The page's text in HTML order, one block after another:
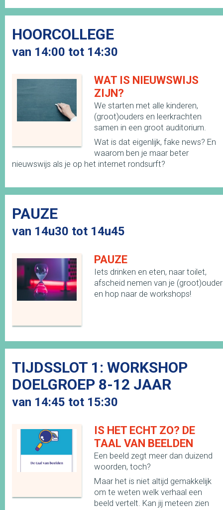
HOORCOLLEGE
van 14:00 tot 14:30
WAT IS NIEUWSWIJS
ZIJN?
We starten met alle kinderen,
(groot)ouders en leerkrachten
samen in een groot auditorium.
Wat is dat eigenlijk, fake news? En
waarom ben je maar beter
nieuwswijs als je op het internet rondsurft?
PAUZE
van 14u30 tot 14u45
PAUZE
Iets drinken en eten, naar toilet,
afscheid nemen van je (groot)ouder
en hop naar de workshops!
TIJDSSLOT 1: WORKSHOP
DOELGROEP 8-12 JAAR
van 14:45 tot 15:30
IS HET ECHT ZO? DE
TAAL VAN BEELDEN
Een beeld zegt meer dan duizend
woorden, toch?
Maar het is niet altijd gemakkelijk
om te weten welk verhaal een
beeld vertelt. Kan jij meteen zien